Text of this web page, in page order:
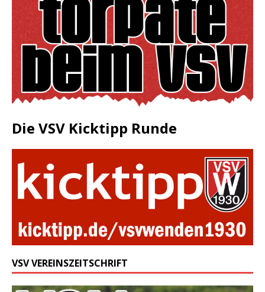
Die VSV Kicktipp Runde
VSV VEREINSZEITSCHRIFT